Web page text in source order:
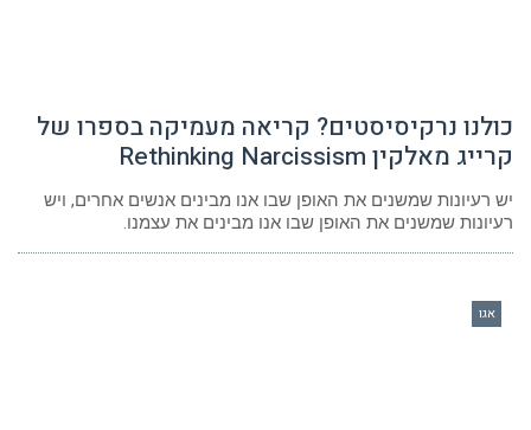
כולנו נרקיסיסטים? קריאה מעמיקה בספרו של
קרייג מאלקין Rethinking Narcissism
יש רעיונות שמשנים את האופן שבו אנו מבינים אנשים אחרים, ויש
רעיונות שמשנים את האופן שבו אנו מבינים את עצמנו.
אגו